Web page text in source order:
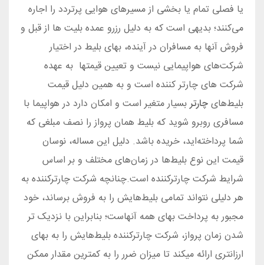
یا فصلی تمام یا بخشی از مسیرهای هوایی پرتردد را اجاره
می‌کنند؛ بدیهی است که به دلیل رزرو عمده بلیت‌ ها از قبل و
فروش آنها به مسافران در آینده، بهای بلیط در اختیار
شرکت‌های هواپیمایی نیست و تعیین قیمتها به عهده
شرکت های چارتر کننده است و به همین دلیل قیمت
بلیط‌هایچارتربسیار متغیر است و امکان دارد در هواپیما با
مسافری روبرو شوید که بلیط همان پرواز را نصف مبلغی که
شما پرداخته‌اید، خریده باشد. دلیل این مساله، نوسان
قیمت این نوع بلیط‌ها در زمان‌های مختلف و بر اساس
شرایط شرکت چارترکننده است.چنانچه شرکت چارترکننده به
هر دلیلی نتواند تمامی بلیط‌هایش را به فروش برساند، خود
مجبور به پرداخت بهای همه آنهاست؛ بنابراین با نزدیک‌ تر
شدن زمان پرواز، شرکت چارترکننده بلیط‌هایش را به بهای
ارزانتری ارائه میکند تا میزان ضرر را به کمترین مقدار ممکن